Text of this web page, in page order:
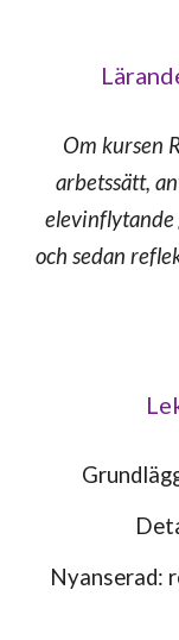
Om kursen
arbetssätt,
elevinflytande
och sedan
Le
Nyanserad: